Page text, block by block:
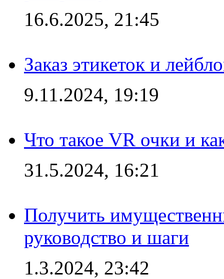
16.6.2025, 21:45
Заказ этикеток и
9.11.2024, 19:19
Что такое VR очки и
31.5.2024, 16:21
Получить
руководство и шаги
1.3.2024, 23:42